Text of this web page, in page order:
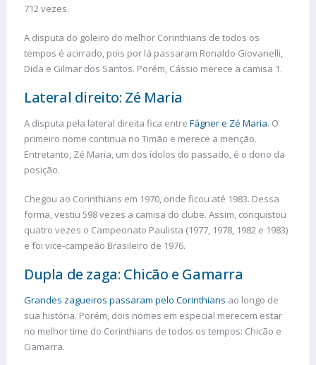
712 vezes.
A disputa do goleiro do melhor Corinthians de todos os
tempos é acirrado, pois por lá passaram Ronaldo Giovanelli,
Dida e Gilmar dos Santos. Porém, Cássio merece a camisa 1.
Lateral direito: Zé Maria
A disputa pela lateral direita fica entre Fágner e Zé Maria. O
primeiro nome continua no Timão e merece a menção.
Entretanto, Zé Maria, um dos ídolos do passado, é o dono da
posição.
Chegou ao Corinthians em 1970, onde ficou até 1983. Dessa
forma, vestiu 598 vezes a camisa do clube. Assim, conquistou
quatro vezes o Campeonato Paulista (1977, 1978, 1982 e 1983)
e foi vice-campeão Brasileiro de 1976.
Dupla de zaga: Chicão e Gamarra
Grandes zagueiros passaram pelo Corinthians ao longo de
sua história. Porém, dois nomes em especial merecem estar
no melhor time do Corinthians de todos os tempos: Chicão e
Gamarra.